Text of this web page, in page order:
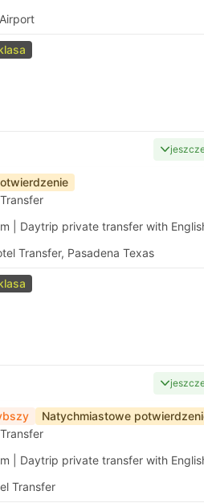
| Daytrip private transfer with
Transfer, Pasadena Texas
Natychmiastowe
| Daytrip private transfer with
Transfer